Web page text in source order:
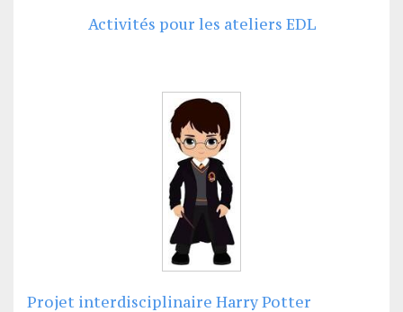
Activités pour les ateliers EDL
Projet interdisciplinaire Harry Potter